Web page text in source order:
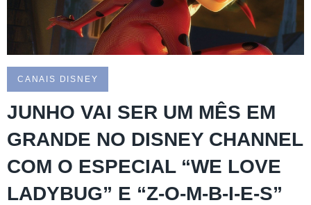
CANAIS DISNEY
JUNHO VAI SER UM MÊS EM
GRANDE NO DISNEY CHANNEL
COM O ESPECIAL “WE LOVE
LADYBUG” E “Z-O-M-B-I-E-S”